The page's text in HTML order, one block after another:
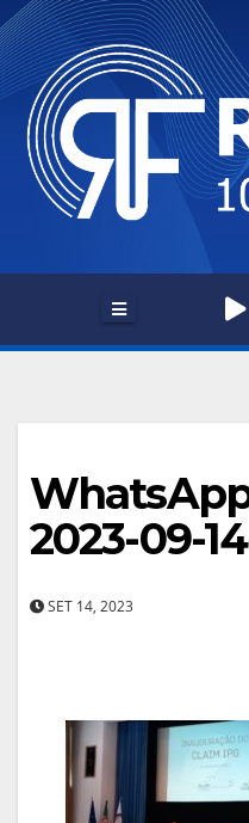
Skip
to
content
2023-09-
SET 14, 2023